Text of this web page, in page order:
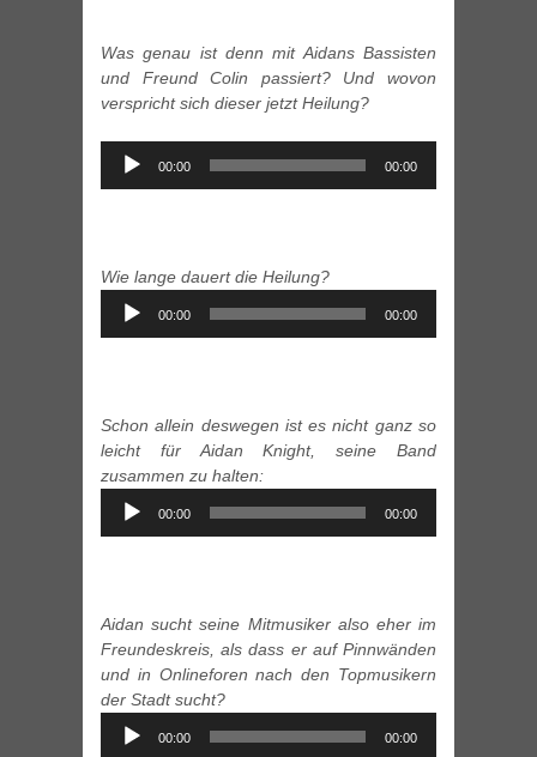
Was genau ist denn mit Aidans Bassisten
und Freund Colin passiert? Und wovon
verspricht sich dieser jetzt Heilung?
Audio
Player
00:00 00:00
Wie lange dauert die Heilung?
Audio
Player
00:00 00:00
Schon allein deswegen ist es nicht ganz so
leicht für Aidan Knight, seine Band
zusammen zu halten:
Audio
Player
00:00 00:00
Aidan sucht seine Mitmusiker also eher im
Freundeskreis, als dass er auf Pinnwänden
und in Onlineforen nach den Topmusikern
der Stadt sucht?
Audio
Player
00:00 00:00